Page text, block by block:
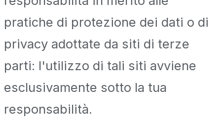
pratiche di protezione dei dati o di
privacy adottate da siti di terze
parti: l'utilizzo di tali siti avviene
esclusivamente sotto la tua
responsabilità.